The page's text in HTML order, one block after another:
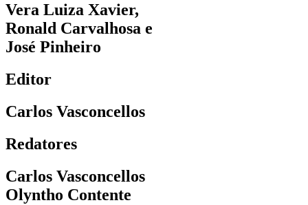
Vera Luiza Xavier,
Ronald Carvalhosa e
José Pinheiro
Editor
Carlos Vasconcellos
Redatores
Carlos Vasconcellos
Olyntho Contente